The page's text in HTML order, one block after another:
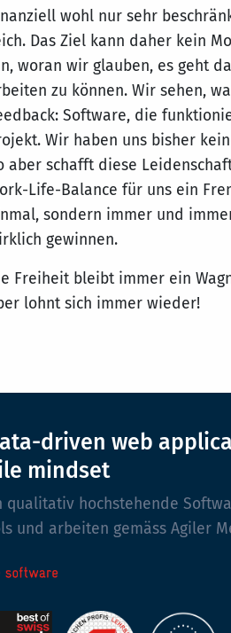
wohl nur sehr
Das Ziel kann daher kein
woran wir glauben, es geht
zu können. Wir sehen,
Software, die
Wir haben uns bisher
aber schafft diese
Life-Balance für uns ein
sondern immer und
gewinnen.
Freiheit bleibt immer ein
lohnt sich immer wieder!
driven web
mindset
qualitativ hochstehende
und arbeiten gemäss Agiler